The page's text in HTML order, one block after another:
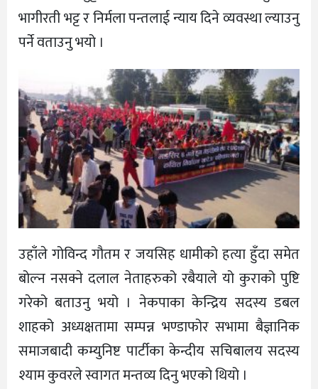
भागीरती भट्ट र निर्मला पन्तलाई न्याय दिने व्यवस्था ल्याउनु
पर्ने वताउनु भयो ।
उहाँले गोविन्द गौतम र जयसिह धामीको हत्या हुँदा समेत
बोल्न नसक्ने दलाल नेताहरुको रबैयाले यो कुराको पुष्टि
गरेको बताउनु भयो । नेकपाका केन्द्रिय सदस्य डबल
शाहको अध्यक्षतामा सम्पन्न भण्डाफोर सभामा बैज्ञानिक
समाजबादी कम्युनिष्ट पार्टीका केन्दीय सचिबालय सदस्य
श्याम कुवरले स्वागत मन्तव्य दिनु भएको थियो ।